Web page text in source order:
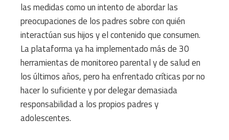
las medidas como un intento de abordar las
preocupaciones de los padres sobre con quién
interactúan sus hijos y el contenido que consumen.
La plataforma ya ha implementado más de 30
herramientas de monitoreo parental y de salud en
los últimos años, pero ha enfrentado críticas por no
hacer lo suficiente y por delegar demasiada
responsabilidad a los propios padres y
adolescentes.